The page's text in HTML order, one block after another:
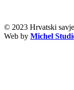
© 2023 Hrvatski
Web by Michel